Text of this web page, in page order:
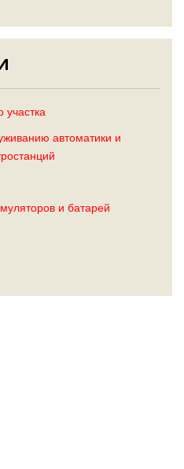
участка
автоматики и
и батарей